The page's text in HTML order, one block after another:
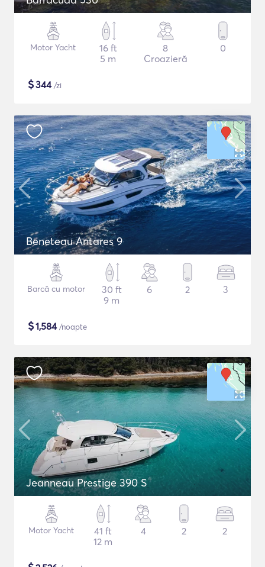
Motor Yacht
16 ft
5 m
8
Croazieră
0
$344/zi
Beneteau Antares 9
Barcă cu motor
30 ft
9 m
6 2 3
$1,584/noapte
Jeanneau Prestige 390 S
Motor Yacht
41 ft
12 m
4 2 2